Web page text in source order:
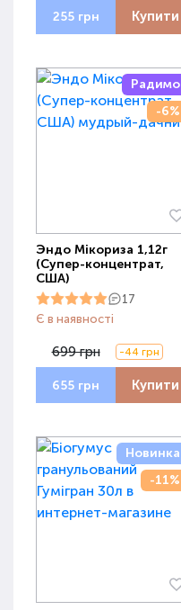
255 грн Купити
Радимо
-6%
Эндо Мікориза 1,12г
(Супер-концентрат,
США)
17
Є в наявності
699 грн -44 грн
655 грн Купити
Новинка
-11%